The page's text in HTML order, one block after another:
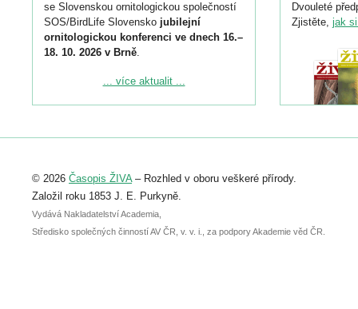
se Slovenskou ornitologickou společností
SOS/BirdLife Slovensko jubilejní
ornitologickou konferenci ve dnech 16.–
18. 10. 2026 v Brně.
Podrobnější informace ke konferenci
Registrovat se můžete do 6. září.
abstraktu přihlášené přednášky nebo
posteru je už 30. června.
... více aktualit ...
Dvouleté
Zjistěte, jak
© 2026 Časopis ŽIVA– Rozhled v oboru veškeré přírody.
Založil roku 1853 J. E. Purkyně.
Vydává Nakladatelství Academia,
Středisko společných činností AV ČR, v. v. i., za podpory Akademie věd ČR.